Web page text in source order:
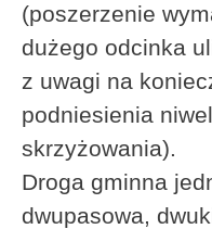
(poszerzenie
dużego odcinka
z uwagi na
podniesienia
skrzyżowania).
Droga gminna
dwupasowa,